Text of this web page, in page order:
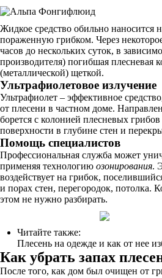
Жидкое средство обильно наносится
пораженную грибком. Через
часов до нескольких суток, в
производителя) погибшая плесневая
(металлической) щеткой.
Ультрафиолетовое излучение
Ультрафиолет – эффективное
от плесени в частном доме.
борется с колонией плесневых
поверхности в глубине стен и
Помощь специалистов
Профессиональная служба может
применяя технологию озонирования.
воздействует на грибок,
и порах стен, перегородок, потолка.
этом не нужно разбирать.
Читайте также:
Плесень на одежде и как от нее
Кaк yбpaть зaпax
После того, как дом был очищен от